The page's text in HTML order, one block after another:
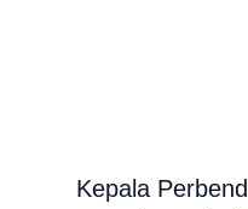
Kepala